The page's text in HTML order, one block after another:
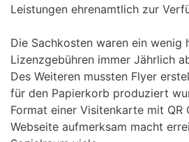
Leistungen ehrenamtlich zur
Die Sachkosten waren ein wenig
Lizenzgebühren immer Jährlich
Des Weiteren mussten Flyer
für den Papierkorb produziert
Format einer Visitenkarte mit QR
Webseite aufmerksam macht